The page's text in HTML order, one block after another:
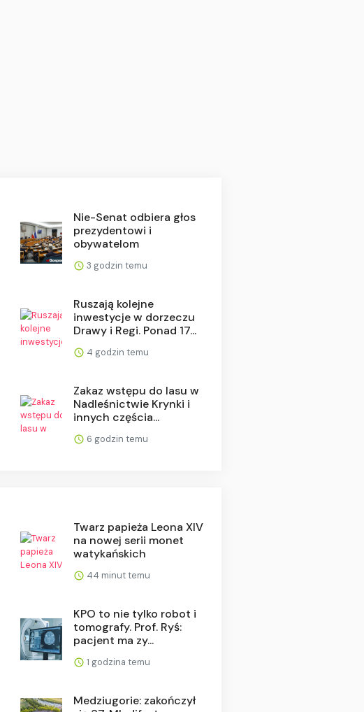
Nie-Senat odbiera głos
prezydentowi i
obywatelom
3 godzin temu
Ruszają kolejne
inwestycje w dorzeczu
Drawy i Regi. Ponad 17...
4 godzin temu
Zakaz wstępu do lasu w
Nadleśnictwie Krynki i
innych częścia...
6 godzin temu
Twarz papieża Leona XIV
na nowej serii monet
watykańskich
44 minut temu
KPO to nie tylko robot i
tomografy. Prof. Ryś:
pacjent ma zy...
1 godzina temu
Medziugorie: zakończył